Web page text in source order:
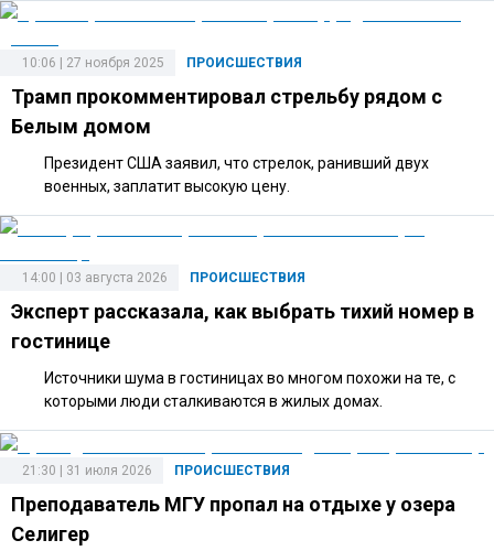
ПРОИСШЕСТВИЯ
10:06 | 27 ноября 2025
Трамп прокомментировал стрельбу рядом с
Белым домом
Президент США заявил, что стрелок, ранивший двух
военных, заплатит высокую цену.
ПРОИСШЕСТВИЯ
14:00 | 03 августа 2026
Эксперт рассказала, как выбрать тихий номер в
гостинице
Источники шума в гостиницах во многом похожи на те, с
которыми люди сталкиваются в жилых домах.
ПРОИСШЕСТВИЯ
21:30 | 31 июля 2026
Преподаватель МГУ пропал на отдыхе у озера
Селигер